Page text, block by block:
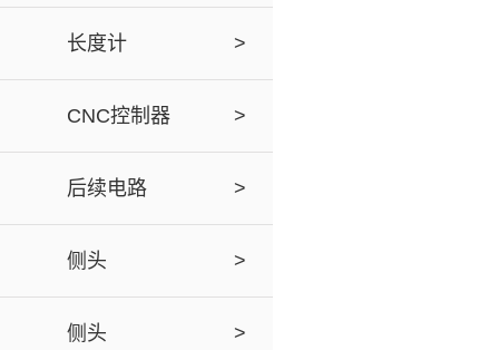
长度计 >
CNC控制器 >
后续电路 >
侧头 >
侧头 >